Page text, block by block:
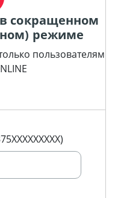
сокращенном
режиме
пользователям